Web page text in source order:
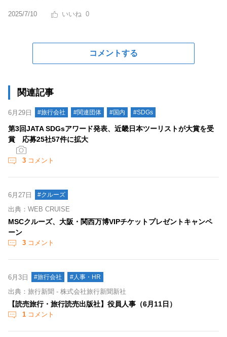
2025/7/10 0
コメントする
関連記事
6月29日 #旅行会社 #関連団体 #国内 #SDGs
第3回JATA SDGsアワード発表、近畿日本ツーリストが大賞を受
賞 応募25社57件に拡大
3 コメント
6月27日 #クルーズ
出典：WEB CRUISE
MSCクルーズ、大阪・関西万博VIPチケットプレゼントキャンペ
ーン
3 コメント
6月3日 #旅行会社 #人事・HR
出典：旅行新聞 - 株式会社旅行新聞新社
【読売旅行・旅行読売出版社】役員人事（6月11日）
1 コメント